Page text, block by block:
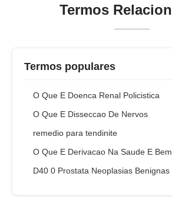
Termos
Termos populares
O Que E Doenca Renal Policistica
O Que E Disseccao De Nervos
remedio para tendinite
O Que E Derivacao Na Saude E
D40 0 Prostata Neoplasias Benignas